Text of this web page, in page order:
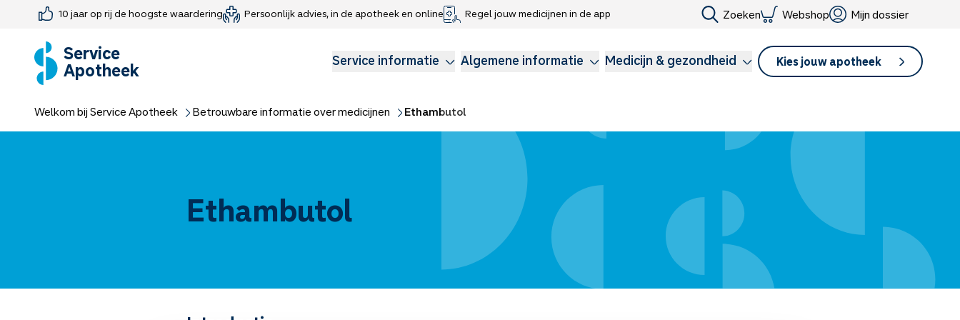
10 jaar op rij de hoogste waardering Persoonlijk advies, in de apotheek en online Regel jouw medicijnen in de app Zoeken Webshop Mijn dossier
Service
Apotheek Service informatie Algemene informatie Medicijn & gezondheid Kies jouw apotheek
Farmaceutisch consult
Medicijn-APK
Webshop
Jouw medische gegevens delen
Klachtenregeling
Medicijnen voor kinderen
Longzorg
Welkom bij Service Apotheek Betrouwbare informatie over medicijnen Ethambutol
Ethambutol